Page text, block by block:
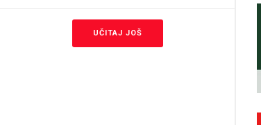
UČITAJ JOŠ